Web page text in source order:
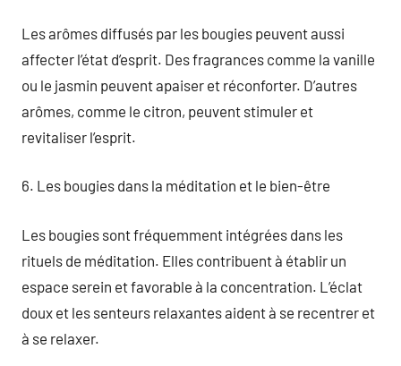
Les arômes diffusés par les bougies peuvent aussi
affecter l’état d’esprit. Des fragrances comme la vanille
ou le jasmin peuvent apaiser et réconforter. D’autres
arômes, comme le citron, peuvent stimuler et
revitaliser l’esprit.
6. Les bougies dans la méditation et le bien-être
Les bougies sont fréquemment intégrées dans les
rituels de méditation. Elles contribuent à établir un
espace serein et favorable à la concentration. L’éclat
doux et les senteurs relaxantes aident à se recentrer et
à se relaxer.